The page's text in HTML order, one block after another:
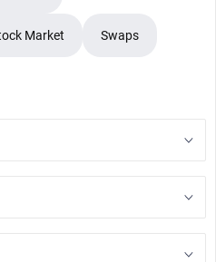
Market Swaps